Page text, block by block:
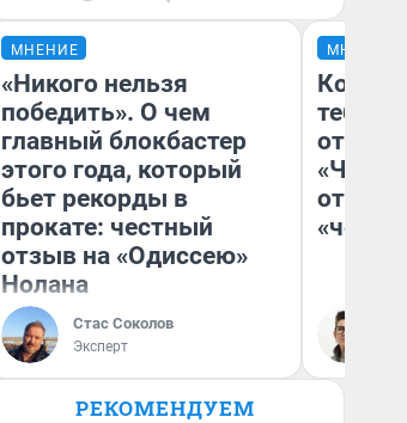
МНЕНИЕ
«Никого нельзя
победить». О чем
главный блокбастер
этого года, который
бьет рекорды в
прокате: честный
отзыв на «Одиссею»
Нолана
Стас Соколов
Эксперт
МНЕНИЕ
тебя
отзыв
РЕКОМЕНДУЕМ